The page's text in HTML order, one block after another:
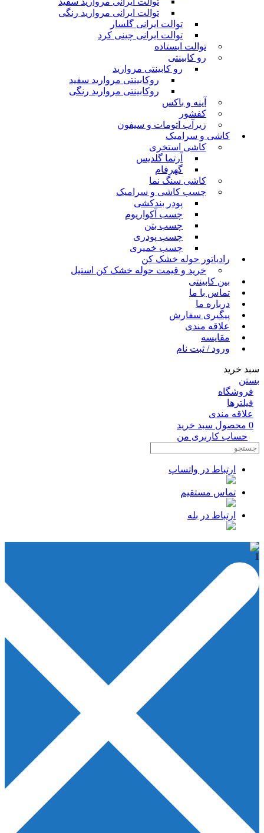
توالت ایرانی مروارید رنگی
توالت ایرانی گلسار
توالت ایرانی چینی کرد
توالت ایستاده
رو کابینتی
رو کابینتی مروارید
روکابینتی مروارید سفید
روکابینتی مروارید رنگی
آینه و باکس
کفشور
زیرآب اتومات و سیفون
کاشی و سرامیک
کاشی استخری
آرتما گلدیس
گهرفام
کاشی سنگ نما
چسب کاشی و سرامیک
پودر بندکشی
چسب آکواریوم
چسب بتن
چسب پودری
چسب خمیری
رادیاتور حوله خشک کن
خرید و قیمت حوله خشک کن استیل
بین کابینتی
تماس با ما
درباره ما
پیگیری سفارش
علاقه مندی
مقایسه
ورود / ثبت نام
سبد خرید
بستن
فروشگاه
فیلترها
علاقه مندی
0 محصول سبد خرید
حساب کاربری من
ارتباط در واتساپ
تماس مستقیم
ارتباط در بله
1